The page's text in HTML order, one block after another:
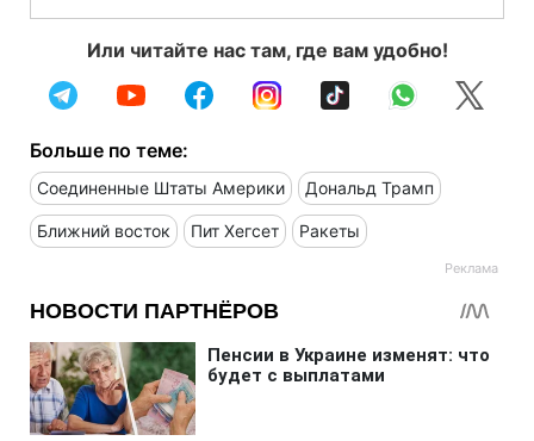
Или читайте нас там, где вам удобно!
Больше по теме:
Соединенные Штаты Америки Дональд Трамп
Ближний восток Пит Хегсет Ракеты